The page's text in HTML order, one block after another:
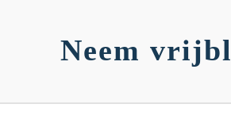
Neem